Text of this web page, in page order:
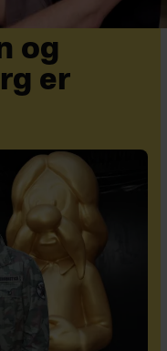
og
er